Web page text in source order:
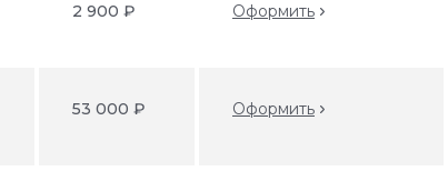
2 900 ₽ Оформить
53 000 ₽ Оформить